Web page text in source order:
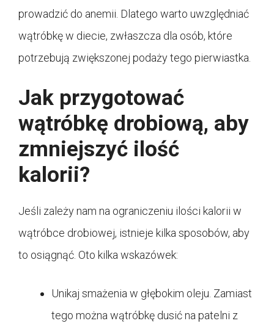
prowadzić do anemii. Dlatego warto uwzględniać
wątróbkę w diecie, zwłaszcza dla osób, które
potrzebują zwiększonej podaży tego pierwiastka.
Jak przygotować
wątróbkę drobiową, aby
zmniejszyć ilość
kalorii?
Jeśli zależy nam na ograniczeniu ilości kalorii w
wątróbce drobiowej, istnieje kilka sposobów, aby
to osiągnąć. Oto kilka wskazówek:
Unikaj smażenia w głębokim oleju. Zamiast
tego można wątróbkę dusić na patelni z